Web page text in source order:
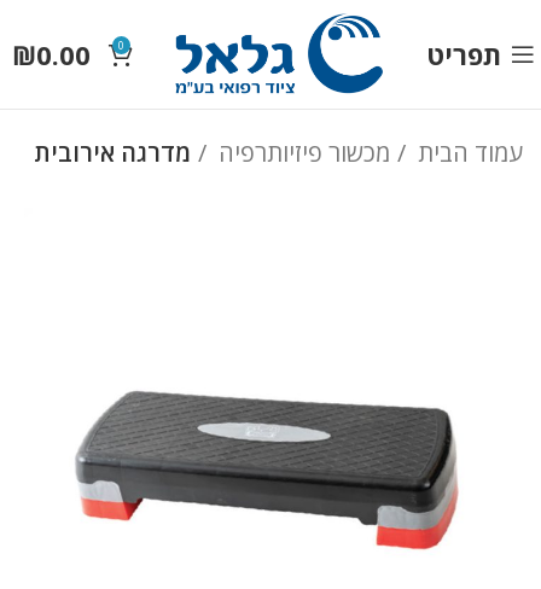
תפריט 0
₪0.00
עמוד הבית מכשור פיזיותרפיה מדרגה אירובית